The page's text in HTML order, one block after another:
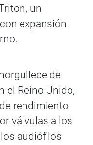
un
expansión
de
el Reino Unido,
rendimiento
válvulas a los
audiófilos